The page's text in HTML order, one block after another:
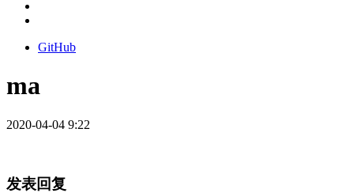
GitHub
ma
2020-04-04 9:22
发表回复